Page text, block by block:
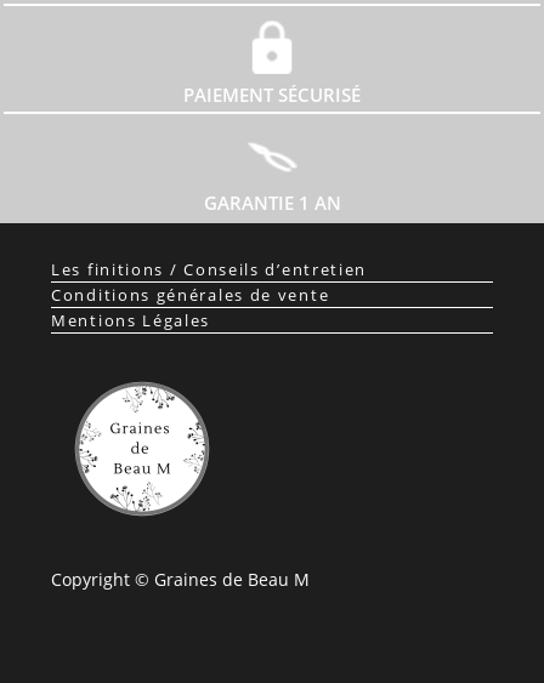
PAIEMENT SÉCURISÉ
GARANTIE 1 AN
Les finitions / Conseils d’entretien
Conditions générales de vente
Mentions Légales
Copyright © Graines de Beau M